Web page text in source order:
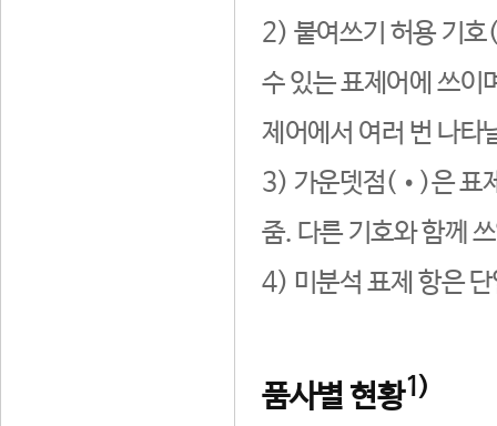
2) 붙여쓰기 허용 기호
수 있는 표제어에 쓰이
제어에서 여러 번 나타
3) 가운뎃점(•)은 표
줌. 다른 기호와 함께
4) 미분석 표제 항은
품사별 현황1)